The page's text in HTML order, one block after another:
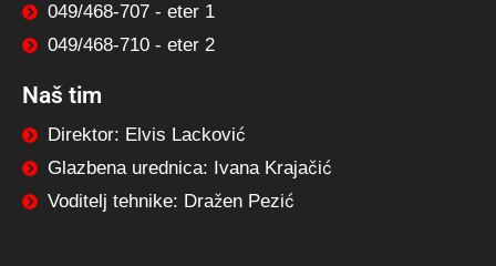
049/468-707 - eter 1
049/468-710 - eter 2
Naš tim
Direktor: Elvis Lacković
Glazbena urednica: Ivana Krajačić
Voditelj tehnike: Dražen Pezić